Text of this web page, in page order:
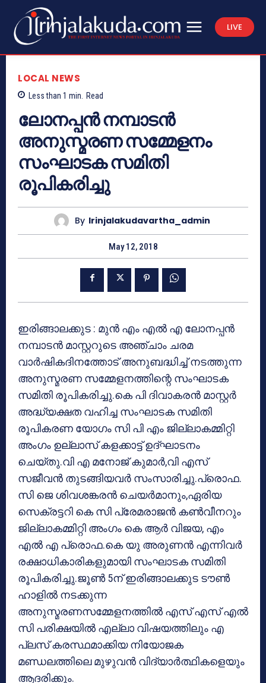
LIVE
LOCAL NEWS
Less than 1 min. Read
ലോനപ്പന്‍ നമ്പാടന്‍
അനുസ്മരണ സമ്മേളനം
സംഘാടക സമിതി
രൂപികരിച്ചു
By Irinjalakudavartha_admin
May 12, 2018
ഇരിങ്ങാലക്കുട : മുന്‍ എം എല്‍ എ ലോനപ്പന്‍
നമ്പാടന്‍ മാസ്റ്ററുടെ അഞ്ചാം ചരമ
വാര്‍ഷികദിനത്തോട് അനുബദ്ധിച്ച് നടത്തുന്ന
അനുസ്മരണ സമ്മേളനത്തിന്റെ സംഘാടക
സമിതി രൂപികരിച്ചു.കെ പി ദിവാകരന്‍ മാസ്റ്റര്‍
അദ്ധ്യക്ഷത വഹിച്ച സംഘാടക സമിതി
രൂപികരണ യോഗം സി പി എം ജില്ലാകമ്മിറ്റി
അംഗം ഉല്ലാസ് കളക്കാട്ട് ഉദ്ഘാടനം
ചെയ്തു.വി എ മനോജ് കുമാര്‍,വി എസ്
സജീവന്‍ തുടങ്ങിയവര്‍ സംസാരിച്ചു.പ്രൊഫ.
സി ജെ ശിവശങ്കരന്‍ ചെയര്‍മാനും,ഏരിയ
സെക്രട്ടറി കെ സി പ്രേമരാജന്‍ കണ്‍വീനറും
ജില്ലാകമ്മിറ്റി അംഗം കെ ആര്‍ വിജയ, എം
എല്‍ എ പ്രൊഫ.കെ യു അരുണന്‍ എന്നിവര്‍
രക്ഷാധികാരികളുമായി സംഘാടക സമിതി
രൂപികരിച്ചു.ജൂണ്‍ 5ന് ഇരിങ്ങാലക്കുട ടൗണ്‍
ഹാളില്‍ നടക്കുന്ന
അനുസ്മരണസമ്മേളനത്തില്‍ എസ് എസ് എല്‍
സി പരിക്ഷയില്‍ എല്ലാ വിഷയത്തിലും എ
പ്ലസ് കരസ്ഥമാക്കിയ നിയോജക
മണ്ഡലത്തിലെ മുഴുവന്‍ വിദ്യാര്‍ത്ഥികളെയും
ആദരിക്കും.